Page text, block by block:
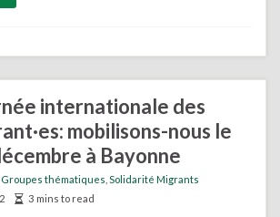
internationale des
mobilisons-nous le
à Bayonne
Groupes thématiques Solidarité Migrants
3 mins to read